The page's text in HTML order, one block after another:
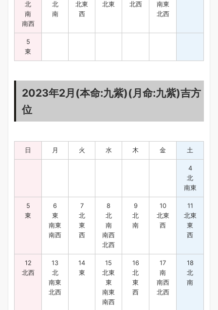
北
南
南西
北
南
北東
西
北東
北西
南東
北西
5
東
2023年2月(本命:九紫)(月命:九紫)吉方
位
日 月 火 水 木 金 土
4
北
南東
5
東
6
東
南東
南西
7
北
東
西
8
北
南
南西
北西
9
北
南
10
北東
西
11
北東
東
西
12
北西
13
北
南東
北西
14
東
15
北東
東
南東
南西
16
北
東
西
17
南
南西
北西
18
北
南